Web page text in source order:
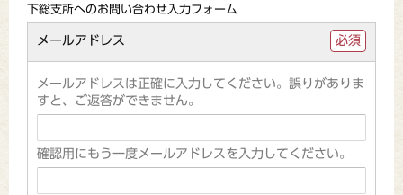
下総支所へのお問い合わせ入力フォーム
メールアドレス 必須
メールアドレスは正確に入力してください。誤りがありま
すと、ご返答ができません。
確認用にもう一度メールアドレスを入力してください。